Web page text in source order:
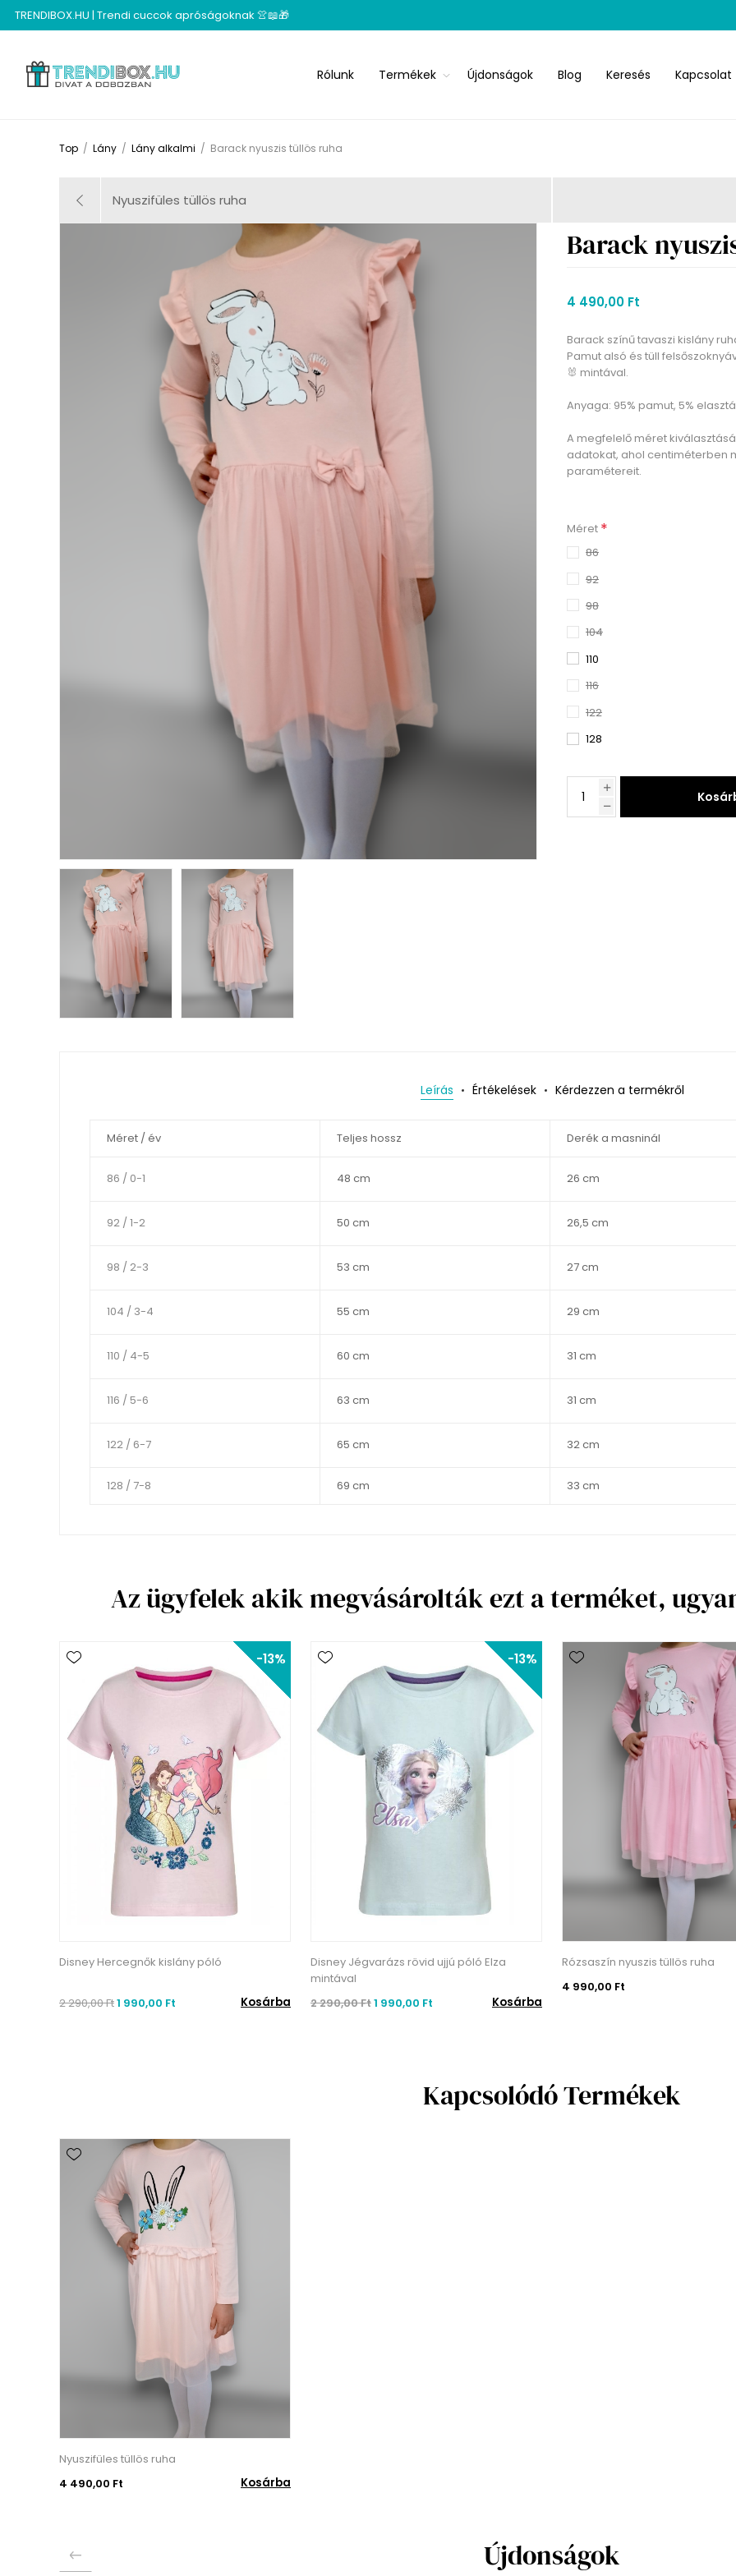
TRENDIBOX.HU | Trendi cuccok apróságoknak 👚📖🎁
Rólunk Termékek Újdonságok Blog Keresés Kapcsolat
Top / Lány / Lány alkalmi / Barack nyuszis tüllös ruha
Nyuszifüles tüllös ruha
Barack
4 490,00 Ft
Barack színű tavaszi kislány
Pamut alsó és tüll
🐰 mintával.
Anyaga: 95% pamut, 5%
A megfelelő méret
adatokat, ahol centiméterben
paramétereit.
Méret *
86
92
98
104
110
116
122
128
Leírás Értékelések Kérdezzen a termékről
Méret / év Teljes hossz Derék a masninál
86 / 0-1 48 cm 26 cm
92 / 1-2 50 cm 26,5 cm
98 / 2-3 53 cm 27 cm
104 / 3-4 55 cm 29 cm
110 / 4-5 60 cm 31 cm
116 / 5-6 63 cm 31 cm
122 / 6-7 65 cm 32 cm
128 / 7-8 69 cm 33 cm
Az ügyfelek akik megvásárolták ezt a terméket,
-13%
Disney Hercegnők kislány póló
2 290,00 Ft1 990,00 Ft Kosárba
-13%
Disney Jégvarázs rövid ujjú póló Elza
mintával
2 290,00 Ft1 990,00 Ft Kosárba
Rózsaszín nyuszis tüllös ruha
4 990,00 Ft
Kapcsolódó Termékek
Nyuszifüles tüllös ruha
4 490,00 Ft
Kosárba
Újdonságok